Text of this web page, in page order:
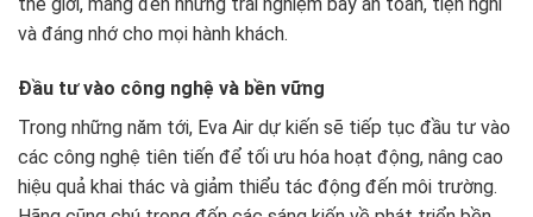
và đáng nhớ cho mọi hành khách.
Đầu tư vào công nghệ và bền vững
Trong những năm tới, Eva Air dự kiến sẽ tiếp tục đầu tư vào
các công nghệ tiên tiến để tối ưu hóa hoạt động, nâng cao
hiệu quả khai thác và giảm thiểu tác động đến môi trường.